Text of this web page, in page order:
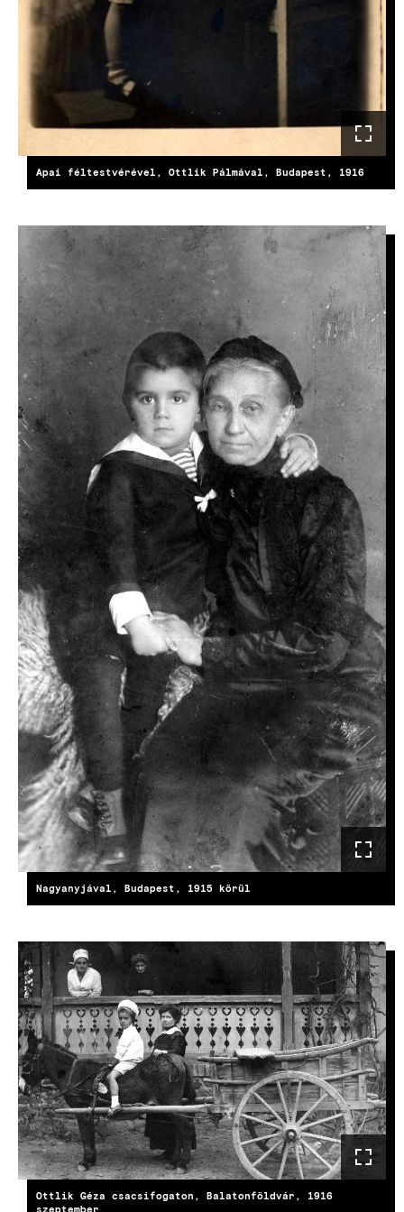
Apai féltestvérével, Ottlik Pálmával, Budapest, 1916
Nagyanyjával, Budapest, 1915 körül
KÉP
Ottlik Géza csacsifogaton, Balatonföldvár, 1916
szeptember
KÉP